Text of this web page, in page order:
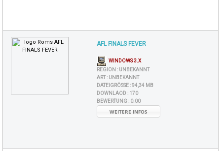
AFL FINALS FEVER
WINDOWS 3.X
REGION : UNBEKANNT
ART : UNBEKANNT
DATEIGRÖSSE : 94,34 MB
DOWNLAOD : 170
BEWERTUNG : 0.00
WEITERE INFOS